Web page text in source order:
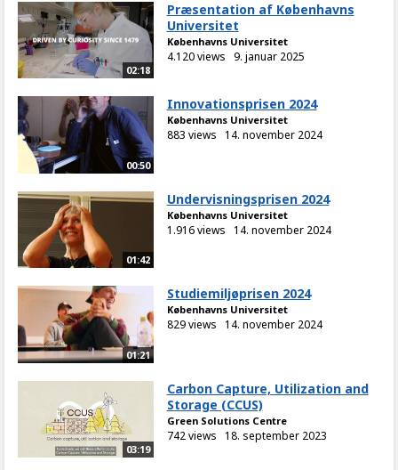
02:18
Præsentation af Københavns
Universitet
Københavns Universitet
4.120 views 9. januar 2025
00:50
Innovationsprisen 2024
Københavns Universitet
883 views 14. november 2024
01:42
Undervisningsprisen 2024
Københavns Universitet
1.916 views 14. november 2024
01:21
Studiemiljøprisen 2024
Københavns Universitet
829 views 14. november 2024
03:19
Carbon Capture, Utilization and
Storage (CCUS)
Green Solutions Centre
742 views 18. september 2023